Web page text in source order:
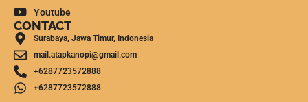
Youtube
CONTACT
Surabaya, Jawa Timur, Indonesia
mail.atapkanopi@gmail.com
+6287723572888
+6287723572888